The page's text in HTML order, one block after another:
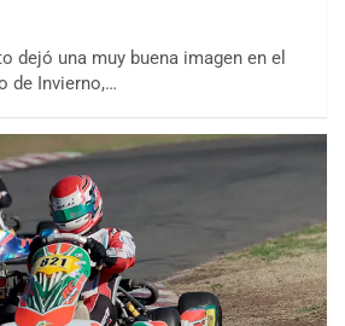
dejó una muy buena imagen en el
de Invierno,…